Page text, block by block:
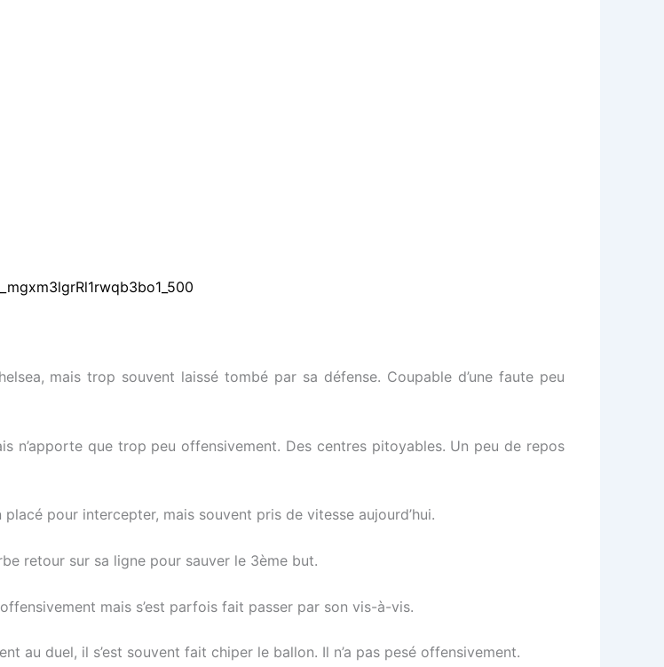
mais trop souvent laissé tombé par sa défense. Coupable d’une faute peu
n’apporte que trop peu offensivement. Des centres pitoyables. Un peu de repos
pour intercepter, mais souvent pris de vitesse aujourd’hui.
retour sur sa ligne pour sauver le 3ème but.
mais s’est parfois fait passer par son vis-à-vis.
au duel, il s’est souvent fait chiper le ballon. Il n’a pas pesé offensivement.